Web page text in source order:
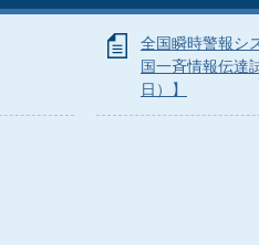
全国瞬時警報シ
国一斉情報伝達
日）】